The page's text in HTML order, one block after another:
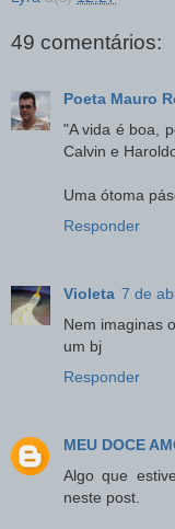
49 comentários:
Poeta Mauro
"A vida é boa,
Calvin e
Uma ótoma
Responder
Violeta 7 de
Nem imaginas
um bj
Responder
MEU DOCE
Algo que
neste post.